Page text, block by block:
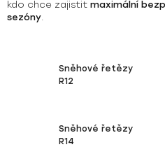
kdo chce zajistit maximální
sezóny.
Sněhové řetězy
R12
Sněhové řetězy
R14